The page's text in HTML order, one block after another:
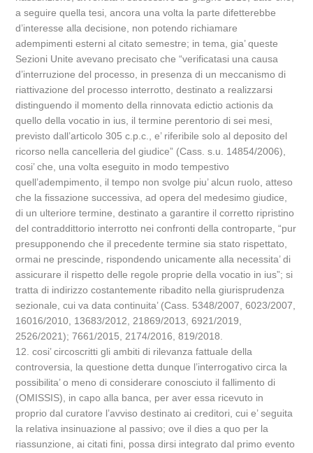
a seguire quella tesi, ancora una volta la parte difetterebbe
d’interesse alla decisione, non potendo richiamare
adempimenti esterni al citato semestre; in tema, gia’ queste
Sezioni Unite avevano precisato che “verificatasi una causa
d’interruzione del processo, in presenza di un meccanismo di
riattivazione del processo interrotto, destinato a realizzarsi
distinguendo il momento della rinnovata edictio actionis da
quello della vocatio in ius, il termine perentorio di sei mesi,
previsto dall’articolo 305 c.p.c., e’ riferibile solo al deposito del
ricorso nella cancelleria del giudice” (Cass. s.u. 14854/2006),
cosi’ che, una volta eseguito in modo tempestivo
quell’adempimento, il tempo non svolge piu’ alcun ruolo, atteso
che la fissazione successiva, ad opera del medesimo giudice,
di un ulteriore termine, destinato a garantire il corretto ripristino
del contraddittorio interrotto nei confronti della controparte, “pur
presupponendo che il precedente termine sia stato rispettato,
ormai ne prescinde, rispondendo unicamente alla necessita’ di
assicurare il rispetto delle regole proprie della vocatio in ius”; si
tratta di indirizzo costantemente ribadito nella giurisprudenza
sezionale, cui va data continuita’ (Cass. 5348/2007, 6023/2007,
16016/2010, 13683/2012, 21869/2013, 6921/2019,
2526/2021); 7661/2015, 2174/2016, 819/2018.
12. cosi’ circoscritti gli ambiti di rilevanza fattuale della
controversia, la questione detta dunque l’interrogativo circa la
possibilita’ o meno di considerare conosciuto il fallimento di
(OMISSIS), in capo alla banca, per aver essa ricevuto in
proprio dal curatore l’avviso destinato ai creditori, cui e’ seguita
la relativa insinuazione al passivo; ove il dies a quo per la
riassunzione, ai citati fini, possa dirsi integrato dal primo evento